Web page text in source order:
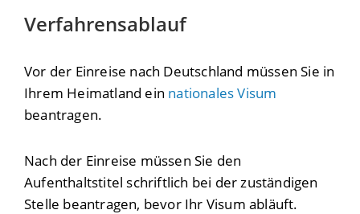
Verfahrensablauf
Vor der Einreise nach Deutschland müssen Sie in
Ihrem Heimatland ein nationales Visum
beantragen.
Nach der Einreise müssen Sie den
Aufenthaltstitel schriftlich bei der zuständigen
Stelle beantragen, bevor Ihr Visum abläuft.